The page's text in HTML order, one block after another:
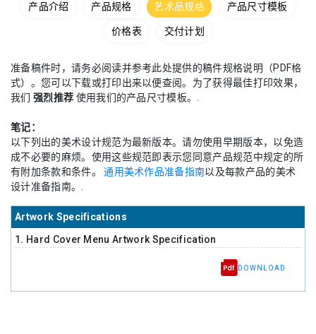
产品介绍 产品规格 艺术品规格 产品尺寸模板
价格表 交付计划
准备稿件时，请务必阅读并参考此处提供的稿件规格说明（PDF格
式）。您可以下载或打印出来以便查阅。为了获得最佳打印效果，
我们 强烈推荐 使用我们的产品尺寸模板。.
笔记：
以下列出的美术设计规范为最新版本。请勿使用早期版本，以免造
成不必要的麻烦。使用这些规范即表示您同意产品规范中规定的所
有附加条款和条件。通用美术作品准备指南以及每款产品的美术
设计准备指南。.
Artwork Specifications
1. Hard Cover Menu Artwork Specification
DOWNLOAD